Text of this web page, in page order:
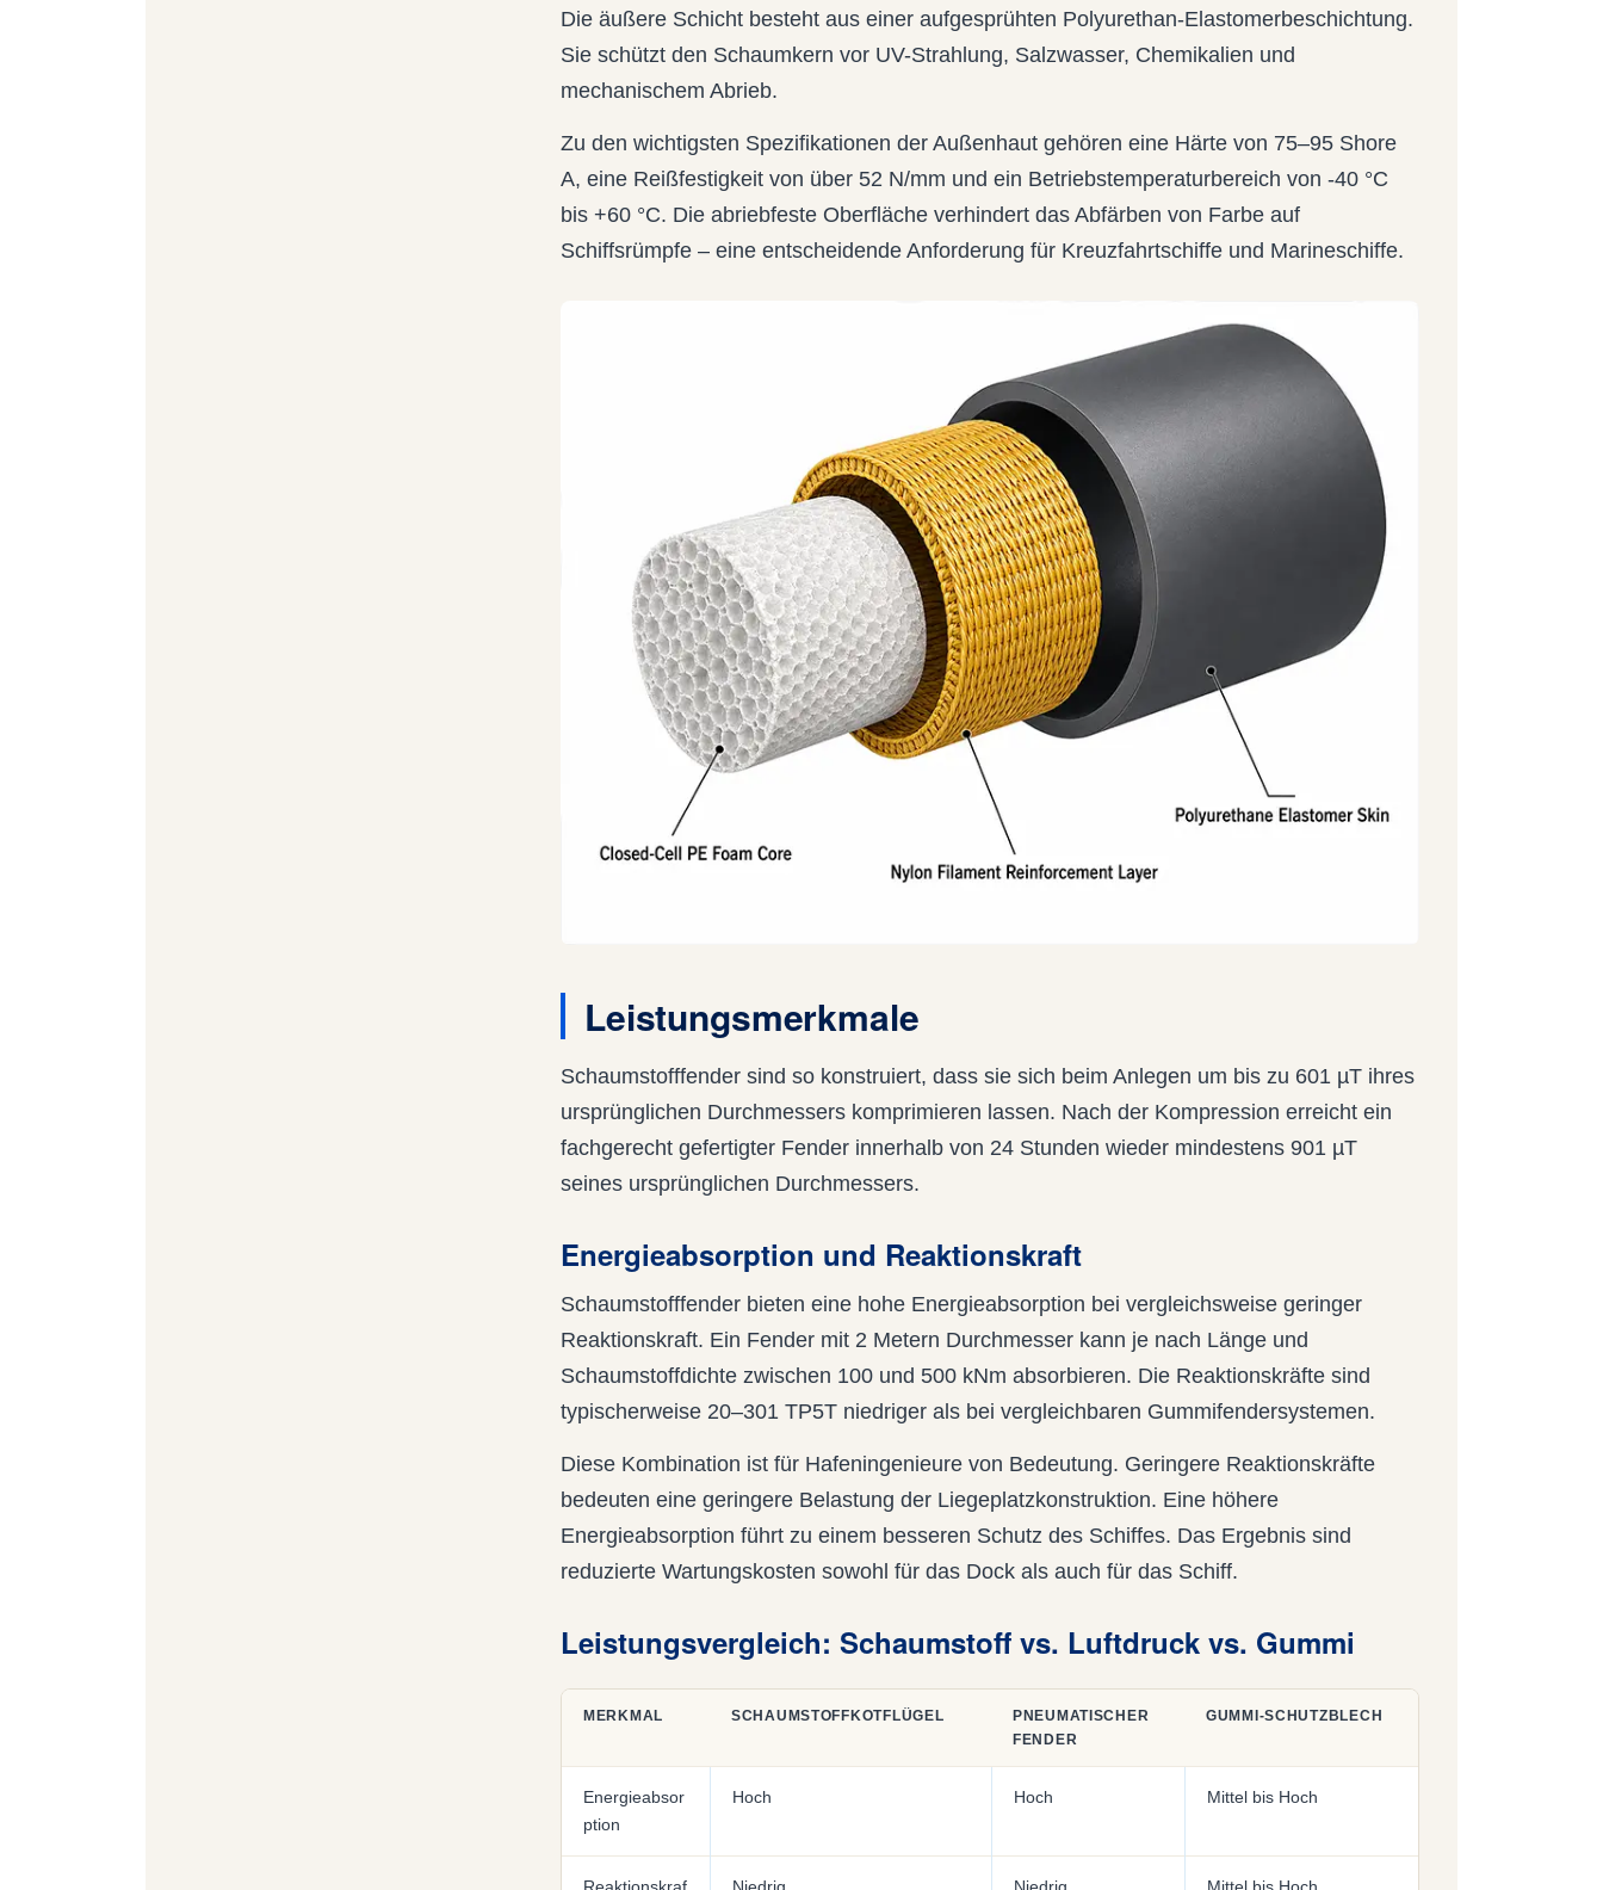
Die äußere Schicht besteht aus einer aufgesprühten Polyurethan-Elastomerbeschichtung.
Sie schützt den Schaumkern vor UV-Strahlung, Salzwasser, Chemikalien und
mechanischem Abrieb.
Zu den wichtigsten Spezifikationen der Außenhaut gehören eine Härte von 75–95 Shore
A, eine Reißfestigkeit von über 52 N/mm und ein Betriebstemperaturbereich von -40 °C
bis +60 °C. Die abriebfeste Oberfläche verhindert das Abfärben von Farbe auf
Schiffsrümpfe – eine entscheidende Anforderung für Kreuzfahrtschiffe und Marineschiffe.
Leistungsmerkmale
Schaumstofffender sind so konstruiert, dass sie sich beim Anlegen um bis zu 601 µT ihres
ursprünglichen Durchmessers komprimieren lassen. Nach der Kompression erreicht ein
fachgerecht gefertigter Fender innerhalb von 24 Stunden wieder mindestens 901 µT
seines ursprünglichen Durchmessers.
Energieabsorption und Reaktionskraft
Schaumstofffender bieten eine hohe Energieabsorption bei vergleichsweise geringer
Reaktionskraft. Ein Fender mit 2 Metern Durchmesser kann je nach Länge und
Schaumstoffdichte zwischen 100 und 500 kNm absorbieren. Die Reaktionskräfte sind
typischerweise 20–301 TP5T niedriger als bei vergleichbaren Gummifendersystemen.
Diese Kombination ist für Hafeningenieure von Bedeutung. Geringere Reaktionskräfte
bedeuten eine geringere Belastung der Liegeplatzkonstruktion. Eine höhere
Energieabsorption führt zu einem besseren Schutz des Schiffes. Das Ergebnis sind
reduzierte Wartungskosten sowohl für das Dock als auch für das Schiff.
Leistungsvergleich: Schaumstoff vs. Luftdruck vs. Gummi
MERKMAL SCHAUMSTOFFKOTFLÜGEL
PNEUMATISCHER
FENDER
GUMMI-SCHUTZBLECH
Energieabsor
ption
Hoch Hoch Mittel bis Hoch